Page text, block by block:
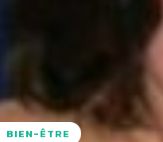
BIEN-ÊTRE